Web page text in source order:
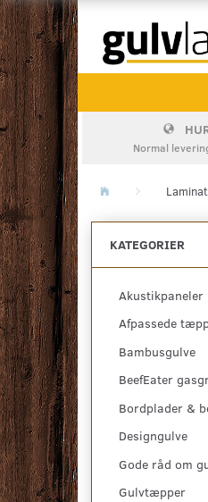
Normal
KATEGORIER
Akustikpaneler
Afpassede
Bambusgulve
BeefEater
Bordplader &
Designgulve
Gode råd om
Gulvtæpper